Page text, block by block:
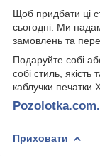
Щоб придбати ці
сьогодні. Ми
замовлень та
Подаруйте собі
собі стиль, якість
каблучки печатки
Приховати